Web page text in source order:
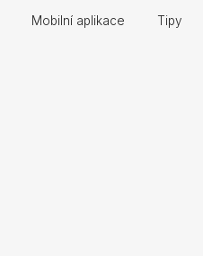
Mobilní aplikace Tipy